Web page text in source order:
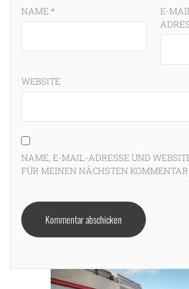
NAME*
E-
WEBSITE
NAME, E-MAIL-ADRESSE UND
FÜR MEINEN NÄCHSTEN KOMMENTAR